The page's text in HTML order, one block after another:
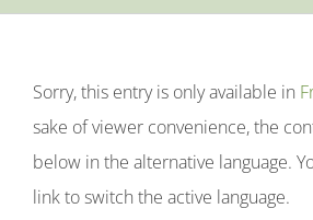
Camping
Photo Gallery
Reservations
Sorry, this entry is only available in
sake of viewer convenience, the
below in the alternative language.
link to switch the active language.